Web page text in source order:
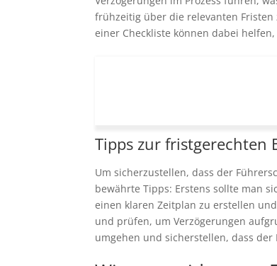
frühzeitig über die relevanten
einer Checkliste können dabei
Tipps zur fristgerechten
Um sicherzustellen, dass der
bewährte Tipps: Erstens sollte man
einen klaren Zeitplan zu erstellen
und prüfen, um Verzögerungen
umgehen und sicherstellen, dass